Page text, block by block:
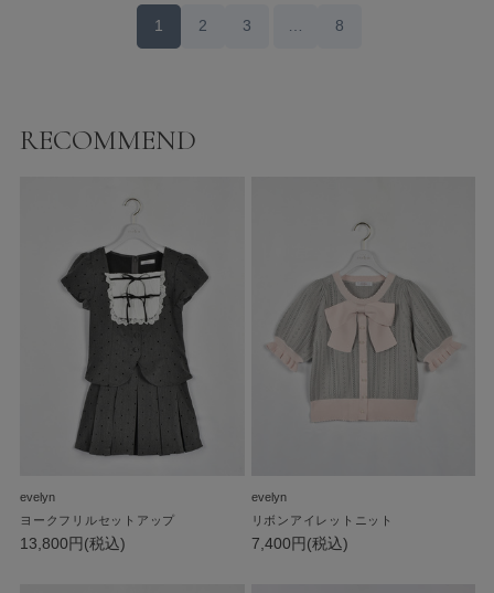
1 2 3 … 8
RECOMMEND
evelyn
ヨークフリルセットアップ
13,800円(税込)
evelyn
リボンアイレットニット
7,400円(税込)